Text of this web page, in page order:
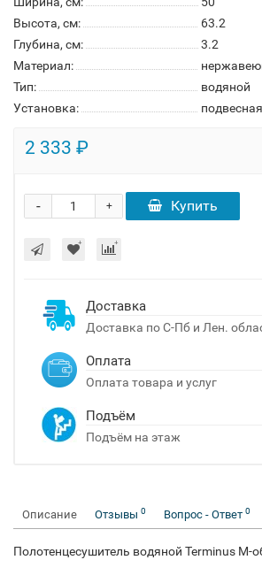
Высота, см:
63.2
Глубина, см:
3.2
Материал:
Тип:
водяной
Установка:
подвесная
2 333 ₽
+
- Купить
Доставка
Доставка по С-Пб и Лен.
Оплата
Оплата товара и услуг
Подъём
Подъём на этаж
Описание Отзывы 0 Вопрос - Ответ 0
Полотенцесушитель водяной Terminus